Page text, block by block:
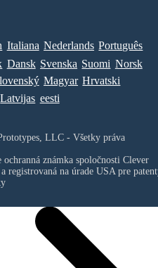
Italiana Nederlands Português
Dansk Svenska Suomi Norsk
Magyar Hrvatski
Latvijas eesti
LLC - Všetky práva
známka spoločnosti Clever
registrovaná na úrade USA pre